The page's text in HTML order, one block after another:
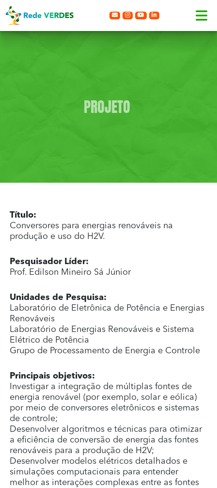
PROJETO
Título:
Conversores para energias renováveis na
produção e uso do H2V.
Pesquisador Líder:
Prof. Edilson Mineiro Sá Júnior
Unidades de Pesquisa:
Laboratório de Eletrônica de Potência e Energias
Renováveis
Laboratório de Energias Renováveis e Sistema
Elétrico de Potência
Grupo de Processamento de Energia e Controle
Principais objetivos:
Investigar a integração de múltiplas fontes de
energia renovável (por exemplo, solar e eólica)
por meio de conversores eletrônicos e sistemas
de controle;
Desenvolver algoritmos e técnicas para otimizar
a eficiência de conversão de energia das fontes
renováveis para a produção de H2V;
Desenvolver modelos elétricos detalhados e
simulações computacionais para entender
melhor as interações complexas entre as fontes